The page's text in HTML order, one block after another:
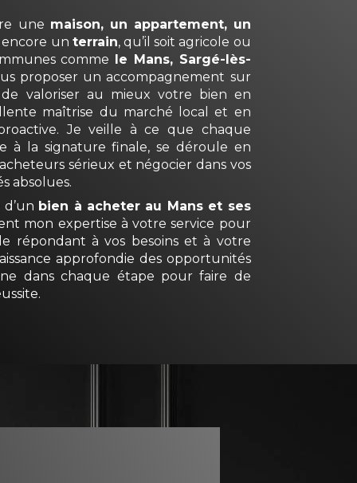
une maison, un appartement, un
un terrain, qu’il soit agricole ou
comme le Mans, Sargé-lès-
proposer un accompagnement sur
valoriser au mieux votre bien en
maîtrise du marché local et en
Je veille à ce que chaque
à la signature finale, se déroule en
sérieux et négocier dans vos
absolues.
bien à acheter au Mans et ses
mon expertise à votre service pour
répondant à vos besoins et à votre
approfondie des opportunités
dans chaque étape pour faire de